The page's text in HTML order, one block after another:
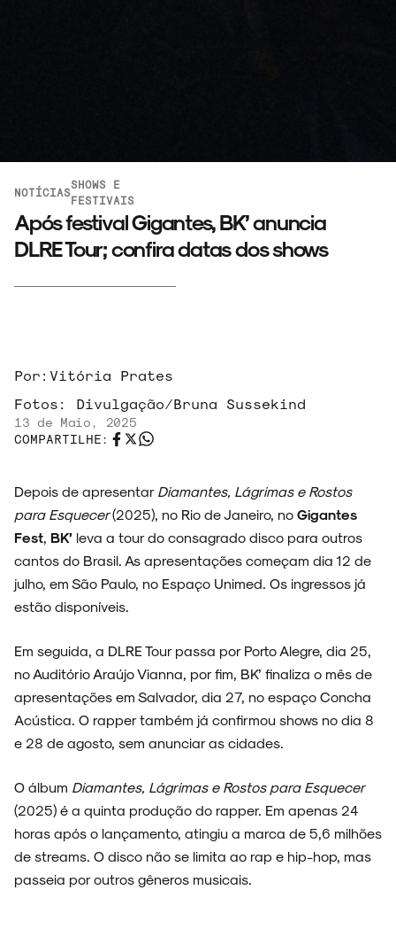
ESPECIAIS
NOTÍCIAS
SHOWS E
FESTIVAIS
Após festival Gigantes, BK’ anuncia
DLRE Tour; confira datas dos shows
Por: Vitória Prates
Fotos: Divulgação/Bruna Sussekind
13 de Maio, 2025
COMPARTILHE:
Depois de apresentar Diamantes, Lágrimas e Rostos
para Esquecer(2025), no Rio de Janeiro, no Gigantes
Fest, BK’ leva a tour do consagrado disco para outros
cantos do Brasil. As apresentações começam dia 12 de
julho, em São Paulo, no Espaço Unimed. Os ingressos já
estão disponíveis.
Em seguida, a DLRE Tour passa por Porto Alegre, dia 25,
no Auditório Araújo Vianna, por fim, BK’ finaliza o mês de
apresentações em Salvador, dia 27, no espaço Concha
Acústica. O rapper também já confirmou shows no dia 8
e 28 de agosto, sem anunciar as cidades.
O álbum Diamantes, Lágrimas e Rostos para Esquecer
(2025) é a quinta produção do rapper. Em apenas 24
horas após o lançamento, atingiu a marca de 5,6 milhões
de streams. O disco não se limita ao rap e hip-hop, mas
passeia por outros gêneros musicais.